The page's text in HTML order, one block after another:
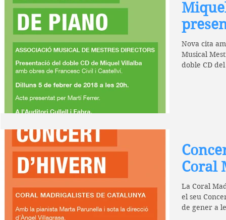
Nova cita
Musical
doble CD
Coral
La Coral
el seu
de gener a